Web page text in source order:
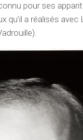
pour ses
qu’il a réalisés